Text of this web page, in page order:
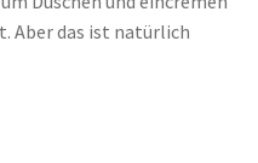
Aber das ist natürlich